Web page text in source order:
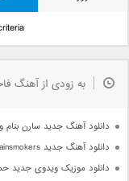
به زودی از آهنگ
دانلود آهنگ جدید سارن بنام
دانلود آهنگ جدید The Chainsmokers و Emily Warren بنام Side Effects
دانلود موزیک ویدوی جدید